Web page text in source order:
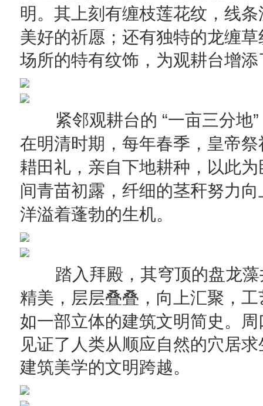
明。其上刻有缠枝莲花纹，线
美好的祈愿；还有独特的龙缠
场所的特有纹饰 ，为观耕台增添
紧邻观耕台的 “一亩三分地”
在明清时期，每年春季，皇帝
耤田礼，亲自下地耕种，以此
间青苗初露，纤细的茎秆努力
洋溢着蓬勃的生机。
踏入拜殿，其穹顶的盘龙
精美，层层叠叠，向上汇聚，
如一部立体的建筑文明简史。
见证了人类从顺应自然的穴居
建筑美学的文明跨越。